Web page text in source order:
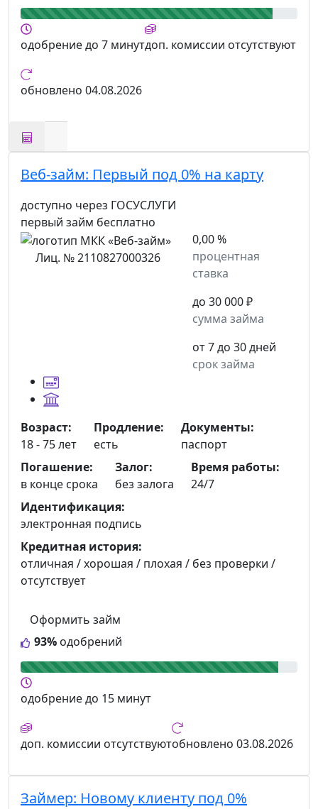
одобрениедо 7 минутдоп. комиссии отсутствуют
обновлено 04.08.2026
Веб-займ: Первый под 0% на карту
доступно через ГОСУСЛУГИ
первый займ бесплатно
Лиц. № 2110827000326
0,00 %
процентная
ставка
до 30 000 ₽
сумма займа
от 7 до 30 дней
срок займа
93% одобрений
Оформить займ
Возраст:
18 - 75 лет
Продление:
есть
Документы:
паспорт
Погашение:
в конце срока
Залог:
без залога
Время работы:
24/7
Идентификация:
электронная подпись
Кредитная история:
отличная / хорошая / плохая / без проверки /
отсутствует
одобрениедо 15 минут
доп. комиссии отсутствуютобновлено 03.08.2026
Займер: Новому клиенту под 0%